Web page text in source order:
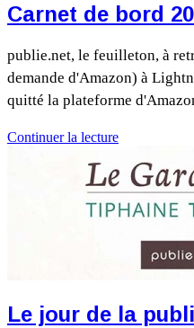
Carnet de bord
publie.net, le feuilleton, à
demande d'Amazon) à
quitté la plateforme
Continuer la lecture
Le jour de la